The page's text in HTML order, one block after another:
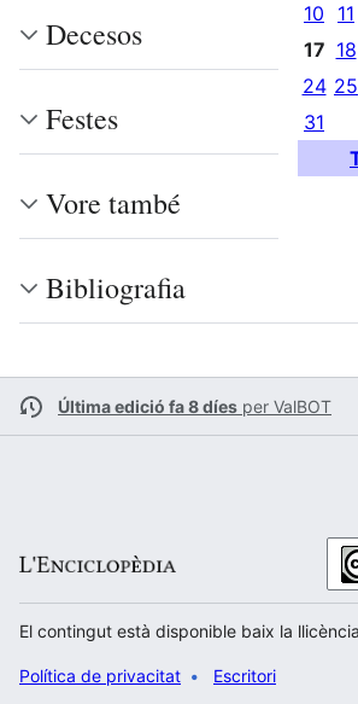
10
11
17 18
24 25
31
Decesos
Festes
Vore també
Bibliografia
Última edició fa 8 díes per ValBOT
El contingut està disponible baix la llicència
Política de privacitat Escritori